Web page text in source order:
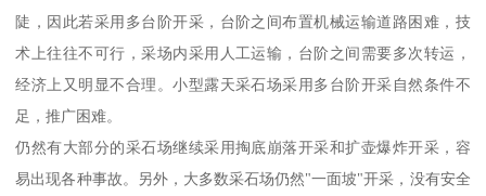
陡，因此若采用多台阶开采，台阶之间布置机械运输道路困难，技
术上往往不可行，采场内采用人工运输，台阶之间需要多次转运，
经济上又明显不合理。小型露天采石场采用多台阶开采自然条件不
足，推广困难。
仍然有大部分的采石场继续采用掏底崩落开采和扩壶爆炸开采，容
易出现各种事故。另外，大多数采石场仍然"一面坡"开采，没有安全